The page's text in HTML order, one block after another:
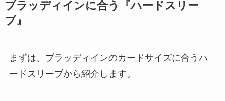
ブラッディインに合う『ハードスリー
ブ』
まずは、ブラッディインのカードサイズに合うハ
ードスリーブから紹介します。